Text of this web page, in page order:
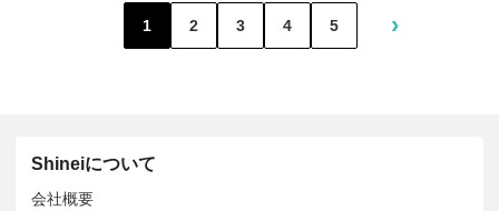
1 2 3 4 5 ›
Shineiについて
会社概要